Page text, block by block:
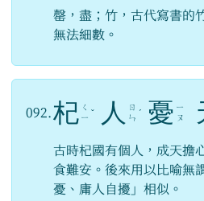
罄，盡；竹，古代寫書的
無法細數。
092. 杞 ㄑ
ㄧ ˇ 人
ㄖ
ㄣ ˊ 憂 ㄧ
ㄡ
古時杞國有個人，成天擔
食難安。後來用以比喻無
憂、庸人自擾」相似。